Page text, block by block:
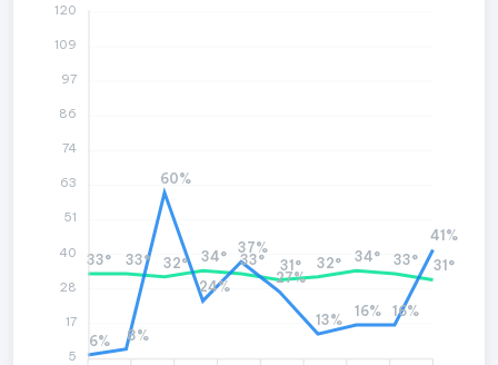
33° 33° 32° 34° 33° 31° 32° 34° 33° 31°
6% 8%
60%
24%
37%
27%
13%
16% 16%
41%
120
109
97
86
74
63
51
40
28
17
5